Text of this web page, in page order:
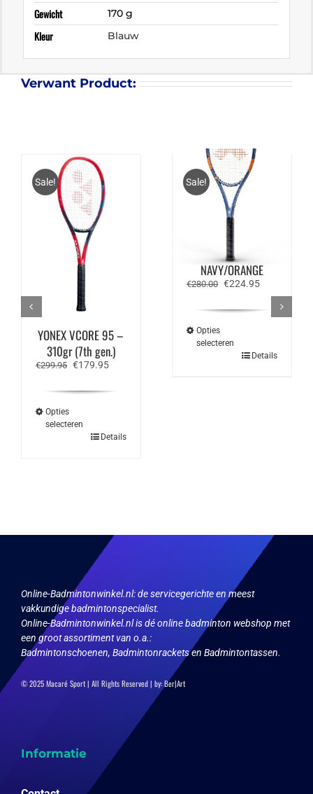
Gewicht 170 g
Kleur Blauw
Verwant Product:
Sale!
YONEX VCORE 95 –
310gr (7th gen.)
€299.95 Oorspronkelijke
€179.95Huidige
Opties
selecteren
Dit
worden
productpagina
Details
Sale!
PACIFIC X FORCE
PRO 292 –
NAVY/ORANGE
€280.00 Oorspronkelijke
€224.95Huidige
prijs
€224.95.
Opties
selecteren
Dit
Details
Online-Badmintonwinkel.nl:de servicegerichte en meest
vakkundige badmintonspecialist.
Online-Badmintonwinkel.nl is dé online badminton webshop met
een groot assortiment van o.a.:
Badmintonschoenen, Badmintonrackets en Badmintontassen.
© 2025 Macaré Sport | All Rights Reserved | by:Ber|Art
Informatie